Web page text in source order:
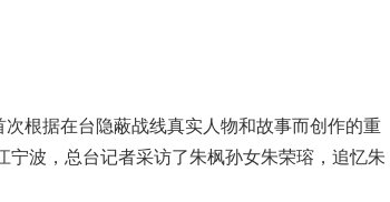
根据在台隐蔽战线真实人物和故事而创作的重
波，总台记者采访了朱枫孙女朱荣瑢，追忆朱